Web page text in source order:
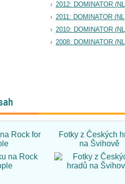
2012: DOMINATOR
2011: DOMINATOR
2010: DOMINATOR
2008: DOMINATOR
Rock for
Fotky z Českých
na Švihově